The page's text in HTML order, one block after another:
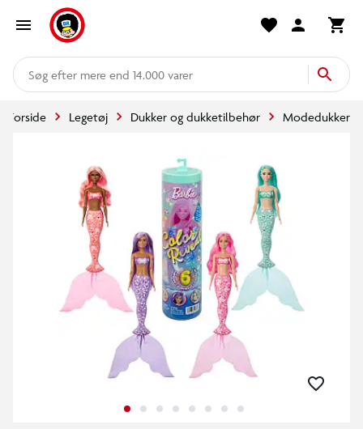
mere end 14.000 varer
Forside Legetøj Dukker og dukketilbehør Modedukker